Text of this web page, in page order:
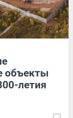
объекты
летия